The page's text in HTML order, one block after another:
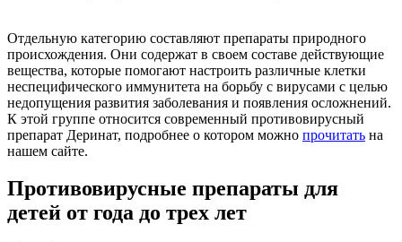
Отдельную категорию составляют препараты природного
происхождения. Они содержат в своем составе действующие
вещества, которые помогают настроить различные клетки
неспецифического иммунитета на борьбу с вирусами с целью
недопущения развития заболевания и появления осложнений.
К этой группе относится современный противовирусный
препарат Деринат, подробнее о котором можно прочитать на
нашем сайте.
Противовирусные препараты для
детей от года до трех лет